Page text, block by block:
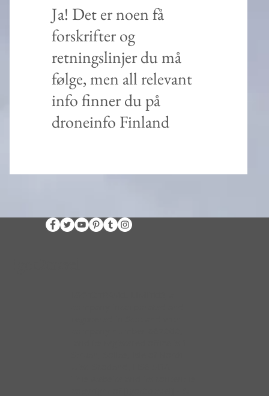
Ja! Det er noen få
forskrifter og
retningslinjer du må
følge, men all relevant
info finner du på
droneinfo Finland